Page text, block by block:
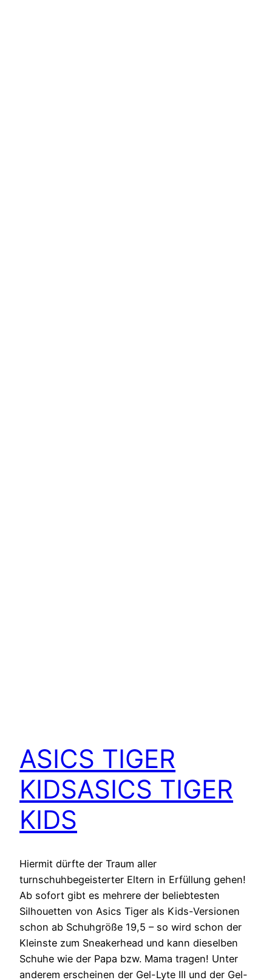
ASICS TIGER
KIDSASICS TIGER
KIDS
Hiermit dürfte der Traum aller
turnschuhbegeisterter Eltern in Erfüllung gehen!
Ab sofort gibt es mehrere der beliebtesten
Silhouetten von Asics Tiger als Kids-Versionen
schon ab Schuhgröße 19,5 – so wird schon der
Kleinste zum Sneakerhead und kann dieselben
Schuhe wie der Papa bzw. Mama tragen! Unter
anderem erscheinen der Gel-Lyte III und der Gel-